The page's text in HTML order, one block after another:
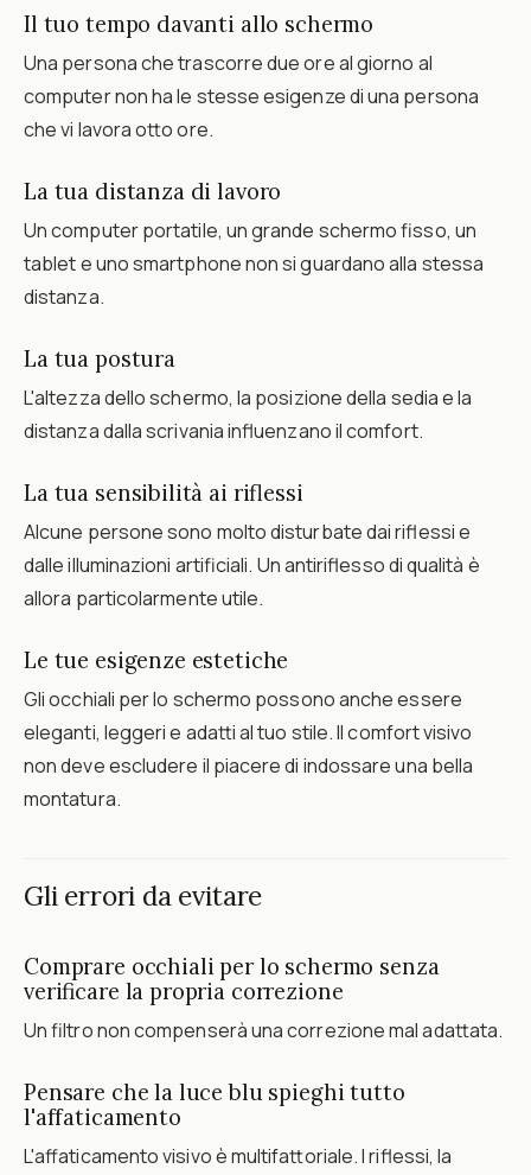
Il tuo tempo davanti allo schermo
Una persona che trascorre due ore al giorno al
computer non ha le stesse esigenze di una persona
che vi lavora otto ore.
La tua distanza di lavoro
Un computer portatile, un grande schermo fisso, un
tablet e uno smartphone non si guardano alla stessa
distanza.
La tua postura
L'altezza dello schermo, la posizione della sedia e la
distanza dalla scrivania influenzano il comfort.
La tua sensibilità ai riflessi
Alcune persone sono molto disturbate dai riflessi e
dalle illuminazioni artificiali. Un antiriflesso di qualità è
allora particolarmente utile.
Le tue esigenze estetiche
Gli occhiali per lo schermo possono anche essere
eleganti, leggeri e adatti al tuo stile. Il comfort visivo
non deve escludere il piacere di indossare una bella
montatura.
Gli errori da evitare
Comprare occhiali per lo schermo senza
verificare la propria correzione
Un filtro non compenserà una correzione mal adattata.
Pensare che la luce blu spieghi tutto
l'affaticamento
L'affaticamento visivo è multifattoriale. I riflessi, la